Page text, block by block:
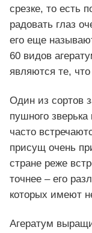
срезке, то есть
радовать глаз
его еще
60 видов
являются те,
Один из сортов
пушного зверька
часто
присущ очень
стране реже
точнее – его
которых имеют
Агератум